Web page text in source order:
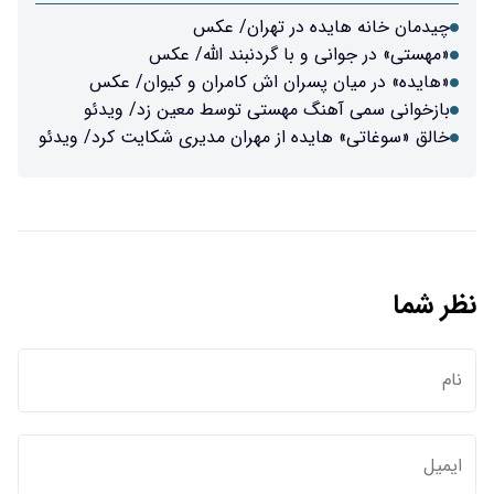
چیدمان خانه هایده در تهران/ عکس
«مهستی» در جوانی و با گردنبند الله/ عکس
«هایده» در میان پسران اش کامران و کیوان/ عکس
بازخوانی سمی آهنگ مهستی توسط معین زد/ ویدئو
خالق «سوغاتی» هایده از مهران مدیری شکایت کرد/ ویدئو
نظر شما